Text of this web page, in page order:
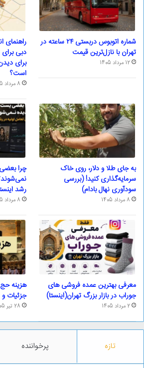
شماره اتوبوس دربستی ۲۴ ساعته در
تهران با نازل‌ترین قیمت
12 مرداد 1405
راهنمای
دبی
برای
است؟
8 مرداد 1405
به جای طلا و دلار، روی خاک
سرمایه‌گذاری کنید! (بررسی
سودآوری نهال بادام)
8 مرداد 1405
چرا
رشد
8 مرداد 1405
معرفی بهترین عمده فروشی های
جوراب در بازار بزرگ تهران(اینستا)
2 مرداد 1405
جزئیات
28 تیر 1405
تازه پرخواننده